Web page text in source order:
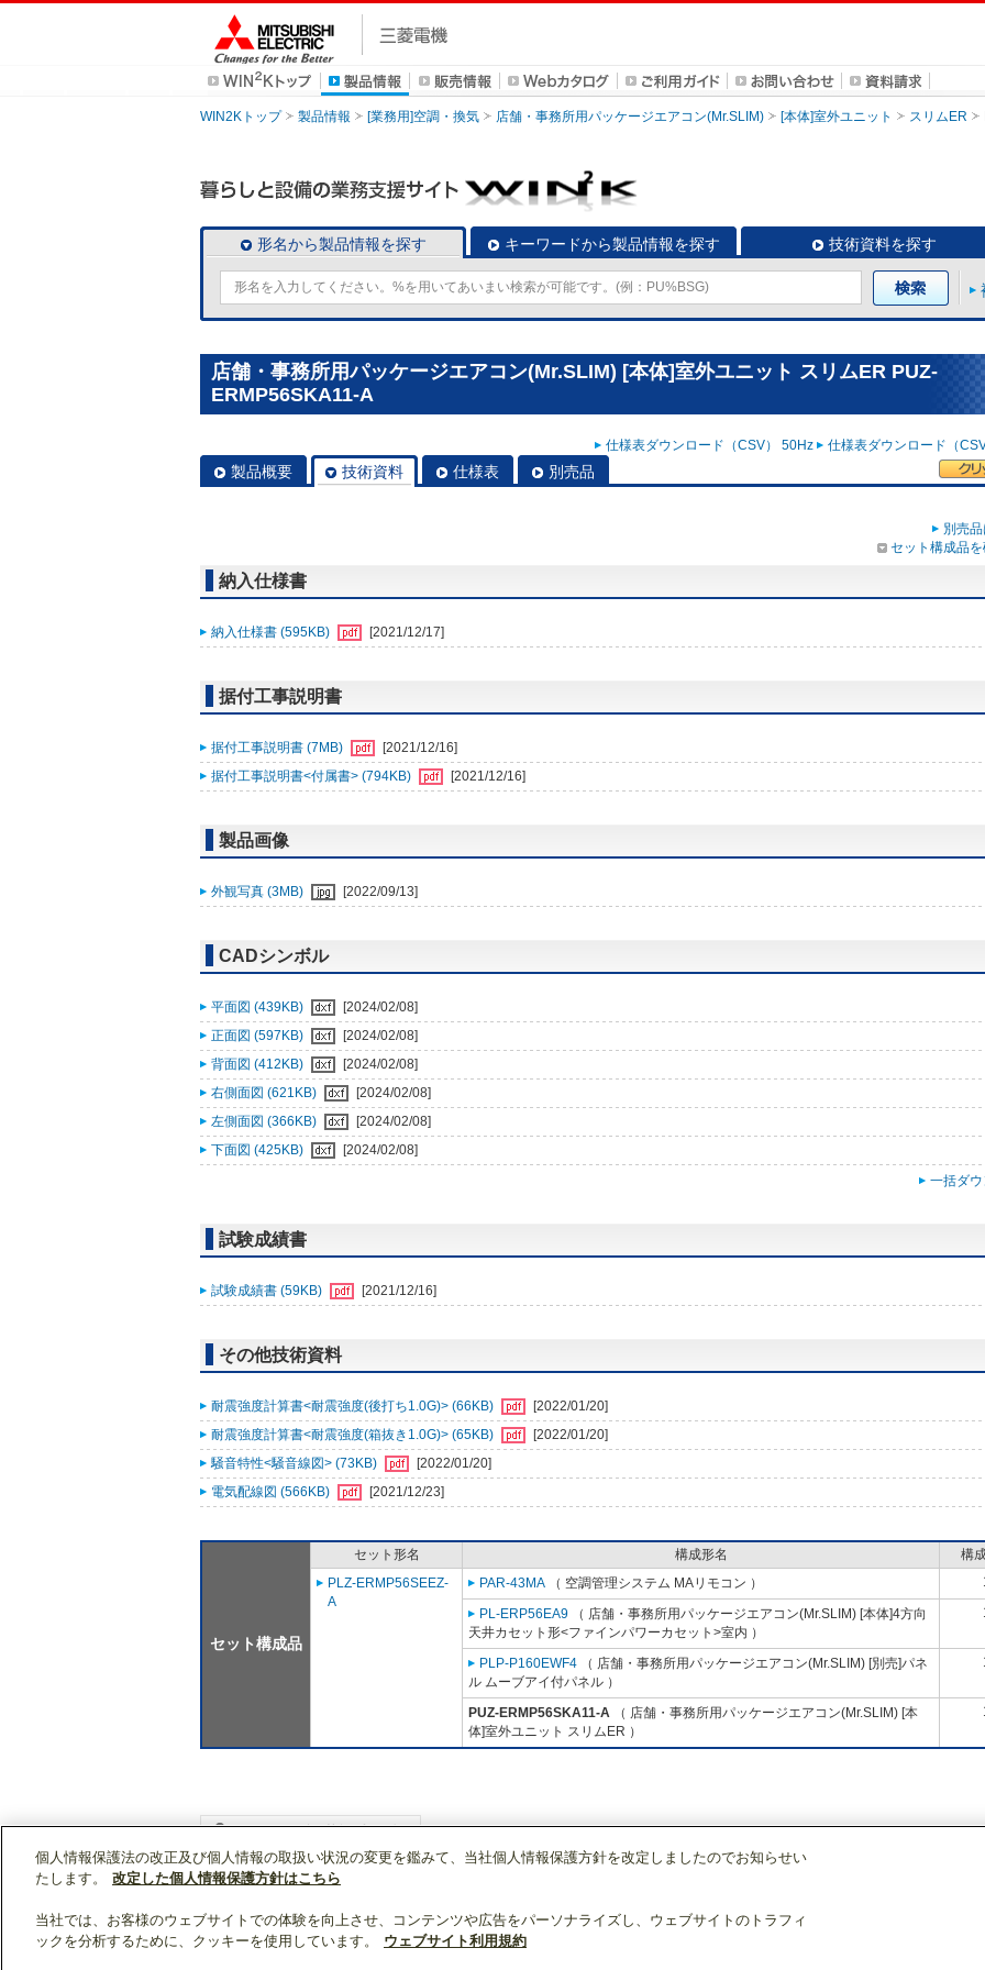
WIN2Kトップ 製品情報 [業務用]空調・換気 店舗・事務所用パッケージエアコン(Mr.SLIM) [本体]室外ユニット スリムER
形名から製品情報を探す キーワードから製品情報を探す 技術資料を探す
店舗・事務所用パッケージエアコン(Mr.SLIM) [本体]室外ユニット スリムER PUZ-
ERMP56SKA11-A
仕様表ダウンロード（CSV） 50Hz 仕様表ダウンロード（
製品概要 技術資料 仕様表 別売品
別売
セット構成品
納入仕様書
納入仕様書 (595KB) [2021/12/17]
据付工事説明書
据付工事説明書 (7MB)
[2021/12/16]
据付工事説明書<付属書> (794KB)
[2021/12/16]
製品画像
外観写真 (3MB) [2022/09/13]
CADシンボル
平面図 (439KB)
[2024/02/08]
正面図 (597KB)
[2024/02/08]
背面図 (412KB)
[2024/02/08]
右側面図 (621KB)
[2024/02/08]
左側面図 (366KB)
[2024/02/08]
下面図 (425KB)
[2024/02/08]
一括ダ
試験成績書
試験成績書 (59KB) [2021/12/16]
その他技術資料
耐震強度計算書<耐震強度(後打ち1.0G)> (66KB)
[2022/01/20]
耐震強度計算書<耐震強度(箱抜き1.0G)> (65KB)
[2022/01/20]
騒音特性<騒音線図> (73KB)
[2022/01/20]
電気配線図 (566KB)
[2021/12/23]
セット構成品
セット形名 構成形名
構
PLZ-ERMP56SEEZ-
A
PAR-43MA （ 空調管理システム MAリモコン ）
PL-ERP56EA9 （ 店舗・事務所用パッケージエアコン(Mr.SLIM) [本体]4方向
天井カセット形<ファインパワーカセット>室内 ）
PLP-P160EWF4 （ 店舗・事務所用パッケージエアコン(Mr.SLIM) [別売]パネ
ル ムーブアイ付パネル ）
PUZ-ERMP56SKA11-A （ 店舗・事務所用パッケージエアコン(Mr.SLIM) [本
体]室外ユニット スリムER ）
WIN2Kトップ 製品情報
個人情報保護法の改正及び個人情報の取扱い状況の変更を鑑みて、当社個人情報保護方針を改定しましたのでお知らせい
たします。
改定した個人情報保護方針はこちら
当社では、お客様のウェブサイトでの体験を向上させ、コンテンツや広告をパーソナライズし、ウェブサイトのトラフィ
ックを分析するために、クッキーを使用しています。
ウェブサイト利用規約